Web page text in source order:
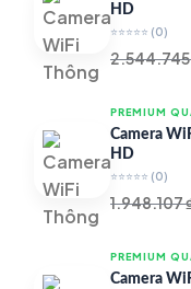
HD
⭐⭐⭐⭐⭐ (0)
2.544.745
PREMIUM
Camera
HD
⭐⭐⭐⭐⭐ (0)
1.948.107
PREMIUM
Camera